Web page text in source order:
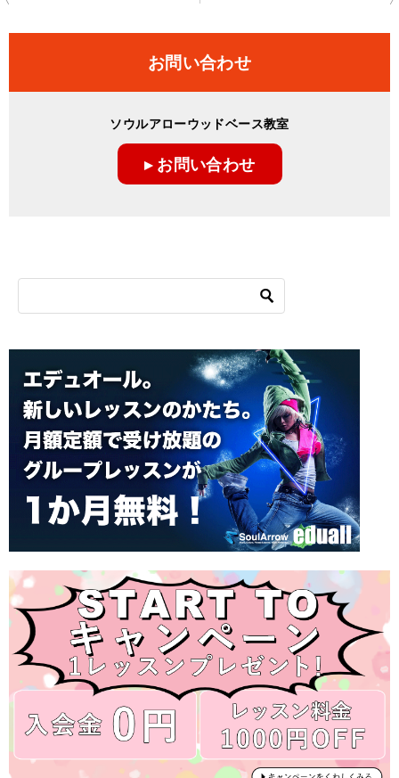
ビ
お問い合わせ
ソウルアローウッドベース教室
▸ お問い合わせ